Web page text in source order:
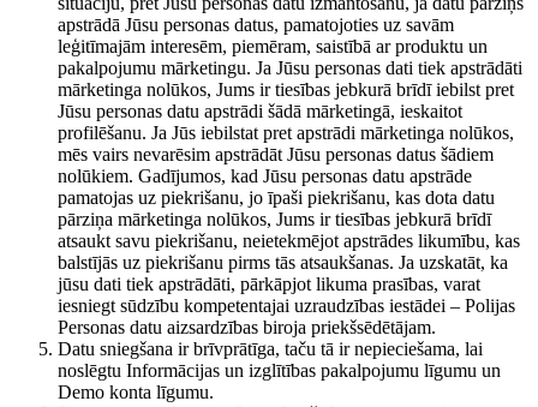
apstrādā Jūsu personas datus, pamatojoties uz savām
leģitīmajām interesēm, piemēram, saistībā ar produktu un
pakalpojumu mārketingu. Ja Jūsu personas dati tiek apstrādāti
mārketinga nolūkos, Jums ir tiesības jebkurā brīdī iebilst pret
Jūsu personas datu apstrādi šādā mārketingā, ieskaitot
profilēšanu. Ja Jūs iebilstat pret apstrādi mārketinga nolūkos,
mēs vairs nevarēsim apstrādāt Jūsu personas datus šādiem
nolūkiem. Gadījumos, kad Jūsu personas datu apstrāde
pamatojas uz piekrišanu, jo īpaši piekrišanu, kas dota datu
pārziņa mārketinga nolūkos, Jums ir tiesības jebkurā brīdī
atsaukt savu piekrišanu, neietekmējot apstrādes likumību, kas
balstījās uz piekrišanu pirms tās atsaukšanas. Ja uzskatāt, ka
jūsu dati tiek apstrādāti, pārkāpjot likuma prasības, varat
iesniegt sūdzību kompetentajai uzraudzības iestādei – Polijas
Personas datu aizsardzības biroja priekšsēdētājam.
Datu sniegšana ir brīvprātīga, taču tā ir nepieciešama, lai
noslēgtu Informācijas un izglītības pakalpojumu līgumu un
Demo konta līgumu.